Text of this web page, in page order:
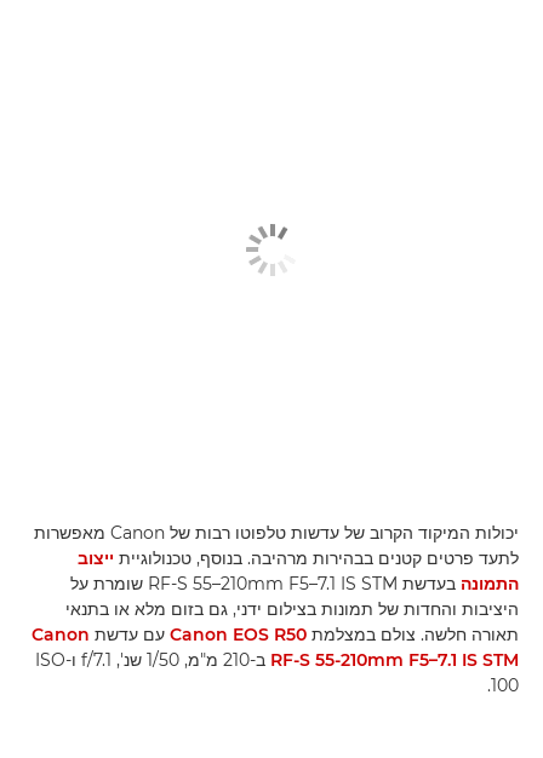
יכולות המיקוד הקרוב של עדשות טלפוטו רבות של Canon מאפשרות
לתעד פרטים קטנים בבהירות מרהיבה. בנוסף, טכנולוגיית ייצוב
התמונה
בעדשת RF-S 55–210mm F5–7.1 IS STM שומרת על
היציבות והחדות של תמונות בצילום ידני, גם בזום מלא או בתנאי
תאורה חלשה. צולם במצלמת Canon EOS R50 עם עדשת Canon
RF-S 55-210mm F5–7.1 IS STM
ב-210 מ"מ, 1/50 שנ', f/7.1 ו-ISO
100.